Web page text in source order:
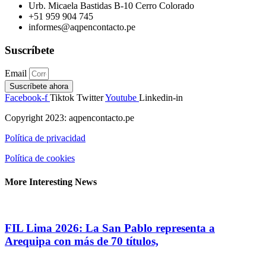
Urb. Micaela Bastidas B-10 Cerro Colorado
+51 959 904 745
informes@aqpencontacto.pe
Suscríbete
Email
Suscríbete ahora
Facebook-f Tiktok TwitterYoutube Linkedin-in
Copyright 2023: aqpencontacto.pe
Política de privacidad
Política de cookies
More Interesting News
FIL Lima 2026: La San Pablo representa a
Arequipa con más de 70 títulos,